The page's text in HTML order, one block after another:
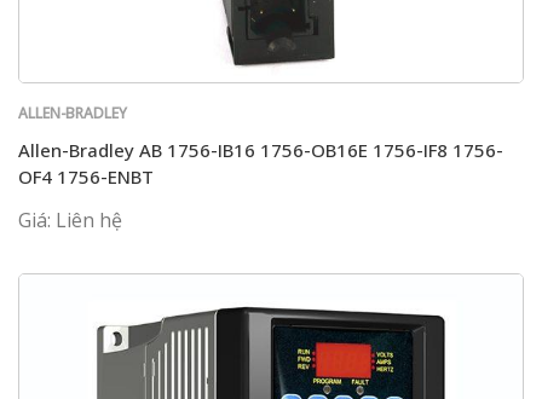
ALLEN-BRADLEY
Allen-Bradley AB 1756-IB16 1756-OB16E 1756-IF8 1756-
OF4 1756-ENBT
Giá: Liên hệ